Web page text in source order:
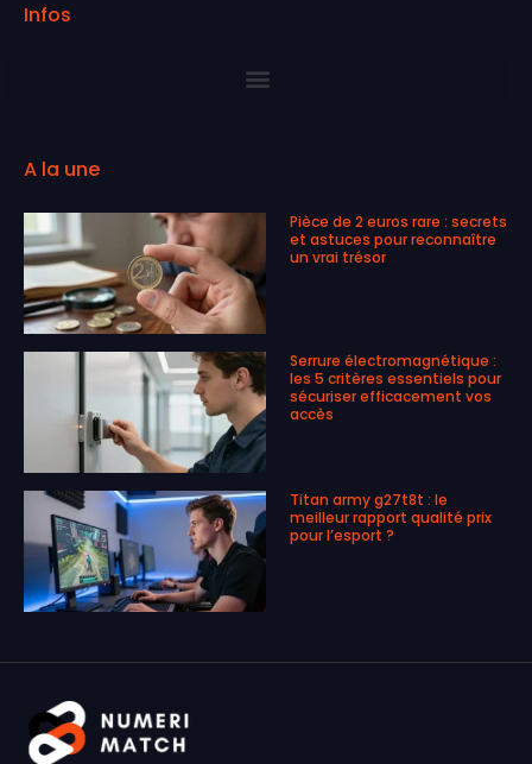
Infos
A la une
Pièce de 2 euros rare : secrets
et astuces pour reconnaître
un vrai trésor
Serrure électromagnétique :
les 5 critères essentiels pour
sécuriser efficacement vos
accès
Titan army g27t8t : le
meilleur rapport qualité prix
pour l’esport ?